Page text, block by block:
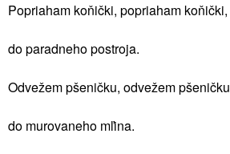
n
u
Popriaham koňički, popriaham koňički,
do paradneho postroja.
Odvežem pšeničku, odvežem pšeničku
do murovaneho mľina.